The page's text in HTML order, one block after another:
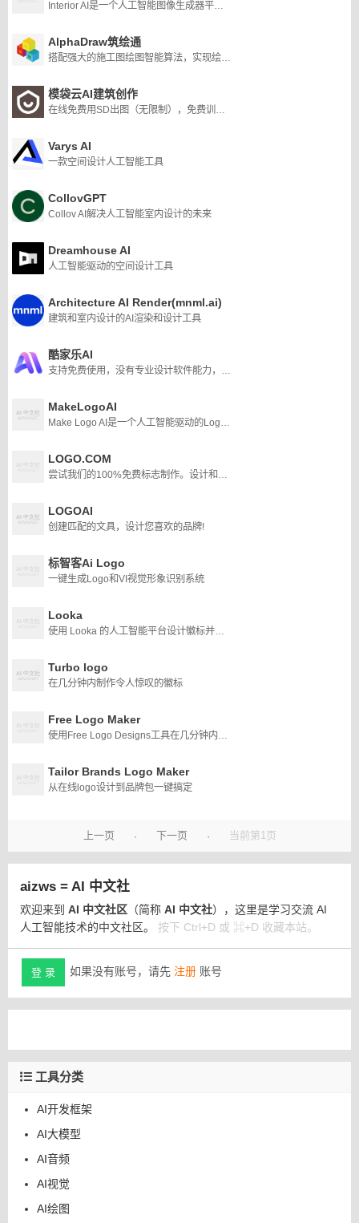
Interior AI是一个人工智能图像生成器平台，允许用户上传自己(或其他人)家的图像，并根据17种预选风格之一生成新的外观和布局。它是日益增长的人工智能图像生成器生态系统的一部分，可用于室内设计构思或房地产虚拟分期。
AlphaDraw筑绘通
搭配强大的施工图绘图智能算法，实现绘图10倍提效
模袋云AI建筑创作
在线免费用SD出图（无限制），免费训练lora
Varys AI
一款空间设计人工智能工具
CollovGPT
Collov AI解决人工智能室内设计的未来
Dreamhouse AI
人工智能驱动的空间设计工具
Architecture AI Render(mnml.ai)
建筑和室内设计的AI渲染和设计工具
酷家乐AI
支持免费使用，没有专业设计软件能力，也能快速制作AI
MakeLogoAI
Make Logo AI是一个人工智能驱动的Logo生成器，允许用户在不到24小时内为他们的企业创建独特的高清Logo。
LOGO.COM
尝试我们的100%免费标志制作。设计和下载高质量的免费标志在几分钟内。制作了2000多万个logo。把你的企业打造成一个品牌!
LOGOAI
创建匹配的文具，设计您喜欢的品牌!
标智客Ai Logo
一键生成Logo和VI视觉形象识别系统
Looka
使用 Looka 的人工智能平台设计徽标并打造您喜爱的品牌。
Turbo logo
在几分钟内制作令人惊叹的徽标
Free Logo Maker
使用Free Logo Designs工具在几分钟内创建您的徽标设计
Tailor Brands Logo Maker
从在线logo设计到品牌包一键搞定
上一页 · 下一页 · 当前第1页
aizws = AI 中文社
欢迎来到 AI 中文社区 （简称 AI 中文社），这里是学习交流 AI
人工智能技术的中文社区。 按下 Ctrl+D 或 ⌘+D 收藏本站。
登 录 如果没有账号，请先 注册 账号
工具分类
AI开发框架
AI大模型
AI音频
AI视觉
AI绘图